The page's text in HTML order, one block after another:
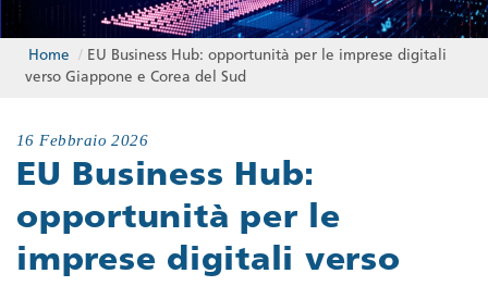
Home / EU Business Hub: opportunità per le imprese digitali
verso Giappone e Corea del Sud
16 Febbraio 2026
EU Business Hub:
opportunità per le
imprese digitali verso